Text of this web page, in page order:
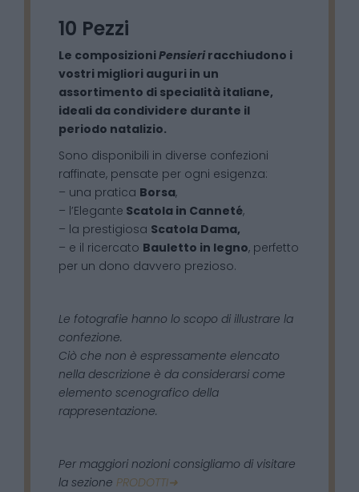
10 Pezzi
Le composizioniPensieriracchiudono i
vostri migliori auguri in un
assortimento di specialità italiane,
ideali da condividere durante il
periodo natalizio.
Sono disponibili in diverse confezioni
raffinate, pensate per ogni esigenza:
– una pratica Borsa,
– l’Elegante Scatola in Canneté,
– la prestigiosa Scatola Dama,
– e il ricercato Bauletto in legno, perfetto
per un dono davvero prezioso.
Le fotografie hanno lo scopo di illustrare la
confezione.
Ciò che non è espressamente elencato
nella descrizione è da considerarsi come
elemento scenografico della
rappresentazione.
Per maggiori nozioni consigliamo di visitare
la sezione PRODOTTI➜